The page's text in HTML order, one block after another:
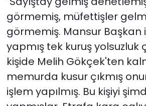
görmemiş, müfettişler
görmemiş. Mansur
yapmış tek kuruş yolsuzluk
kişide Melih Gökçek'ten
memurda kusur çıkmış
işlem yapılmış. Bu kişiyi